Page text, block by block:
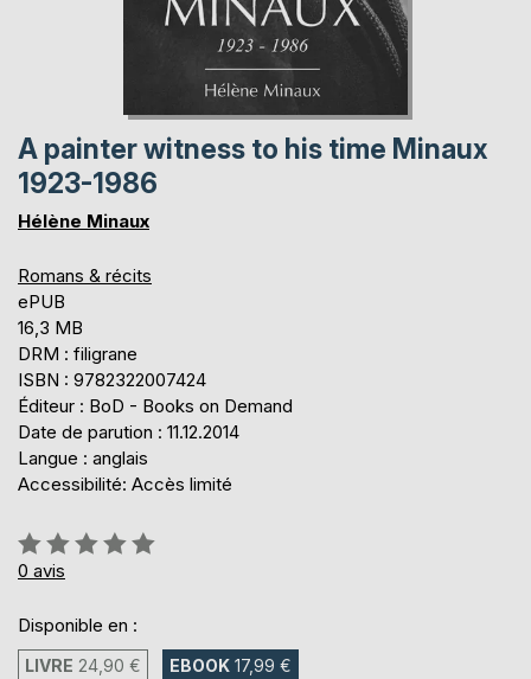
A painter witness to his time Minaux
1923-1986
Hélène Minaux
Romans & récits
ePUB
16,3 MB
DRM : filigrane
ISBN : 9782322007424
Éditeur : BoD - Books on Demand
Date de parution : 11.12.2014
Langue : anglais
Accessibilité: Accès limité
Évaluation:
0%
0 avis
Disponible en :
LIVRE 24,90 € EBOOK 17,99 €